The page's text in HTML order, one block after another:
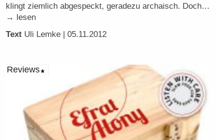
klingt ziemlich abgespeckt, geradezu archaisch. Doch…
→ lesen
Text Uli Lemke | 05.11.2012
Reviews